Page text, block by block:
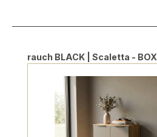
Produktgalerie überspringen
rauch BLACK | Scaletta - BOX